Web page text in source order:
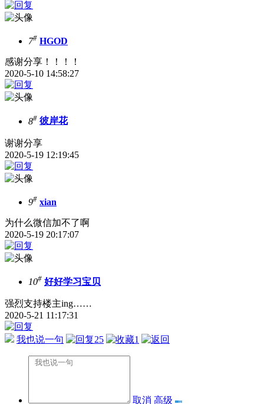
7# HGOD
感谢分享！！！！
2020-5-10 14:58:27
8# 彼岸花
谢谢分享
2020-5-19 12:19:45
9# xian
为什么微信加不了啊
2020-5-19 20:17:07
10# 好好学习宝贝
强烈支持楼主ing……
2020-5-21 11:17:31
我也说一句 25 1
取消 高级